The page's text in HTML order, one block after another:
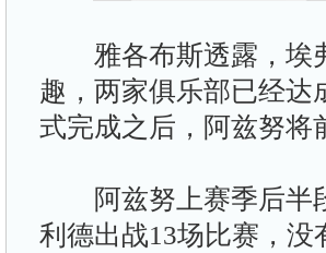
雅各布斯透露，埃
趣，两家俱乐部已经达
式完成之后，阿兹努将
阿兹努上赛季后半
利德出战13场比赛，没